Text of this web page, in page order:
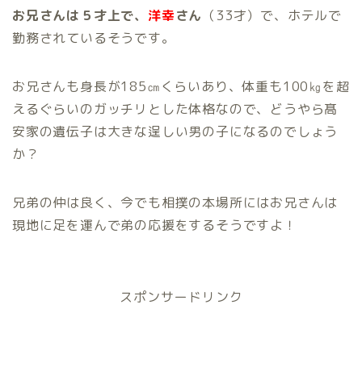
お兄さんは５才上で、 洋幸さん （33才）で、ホテルで
勤務されているそうです。
お兄さんも身長が185㎝くらいあり、体重も100㎏を超
えるぐらいのガッチリとした体格なので、どうやら髙
安家の遺伝子は大きな逞しい男の子になるのでしょう
か？
兄弟の仲は良く、今でも相撲の本場所にはお兄さんは
現地に足を運んで弟の応援をするそうですよ！
スポンサードリンク